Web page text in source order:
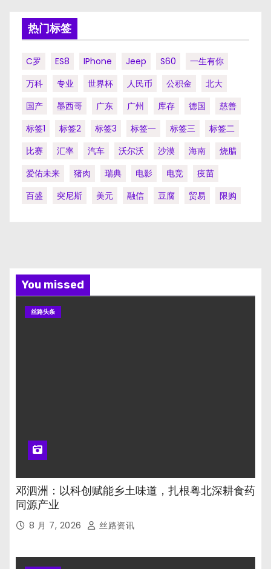
热门标签
C罗 ES8 IPhone Jeep S60
一生有你
万科
专业 世界杯 人民币 公积金
北大
国产
墨西哥 广东 广州 库存 德国
慈善
标签1
标签2 标签3 标签一 标签三
标签二
比赛
汇率 汽车 沃尔沃 沙漠 海南
烧腊
爱佑未来
猪肉 瑞典 电影 电竞
疫苗
百盛
突尼斯 美元 融信 豆腐 贸易 限购
You missed
丝路头条
邓泗洲：以科创赋能乡土味道，扎根粤北深耕食药
同源产业
8 月 7, 2026 丝路资讯